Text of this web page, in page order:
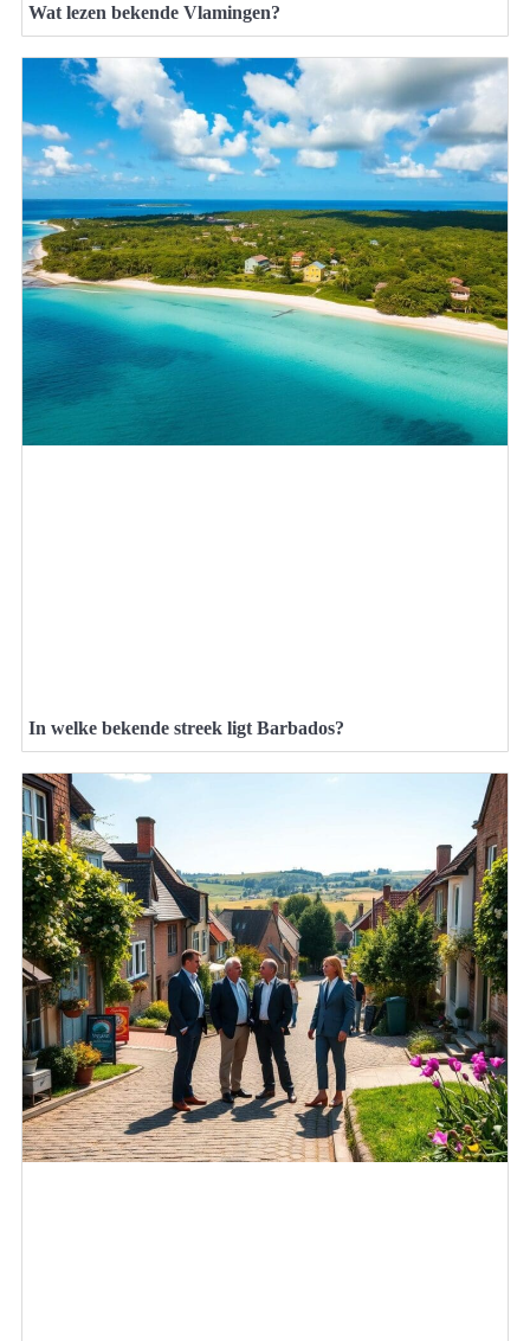
Wat lezen bekende Vlamingen?
In welke bekende streek ligt Barbados?